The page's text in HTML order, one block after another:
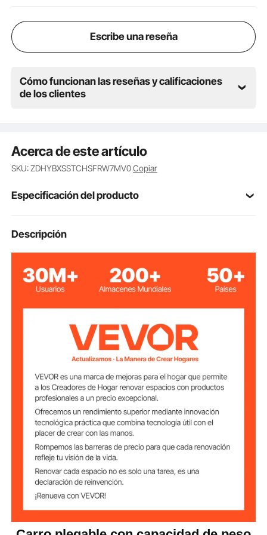
Escribe una reseña
Cómo funcionan las reseñas y calificaciones
de los clientes
Acerca de este artículo
SKU: ZDHYBXSSTCHSFRW7MV0Copiar
Especificación del producto
Número de
modelo
Capacidad de
carga
350 libras
tela Oxford 600D con
Material del marco hierro
Material del
neumático
Buje de PVC con
rodamientos.
Peso del producto 10 kg/22,04 libras
Tamaño del
producto
955x900x60
0mm/37,59x35,43x23,62
pulgadas
Descripción